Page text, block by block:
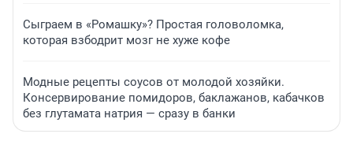
Сыграем в «Ромашку»? Простая головоломка,
которая взбодрит мозг не хуже кофе
Модные рецепты соусов от молодой хозяйки.
Консервирование помидоров, баклажанов, кабачков
без глутамата натрия — сразу в банки